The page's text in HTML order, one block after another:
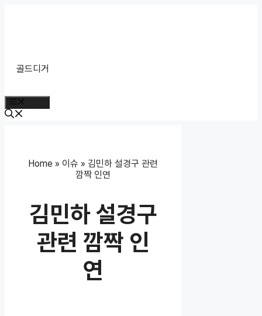
골드디거
Home » 이슈 » 김민하 설경구 관련
깜짝 인연
김민하 설경구
관련 깜짝 인
연